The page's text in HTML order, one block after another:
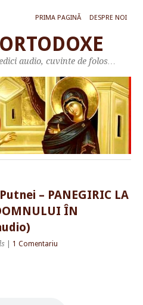
PRIMA PAGINĂ DESPRE NOI
audio, cuvinte de folos…
– PANEGIRIC LA
ÎN
1 Comentariu